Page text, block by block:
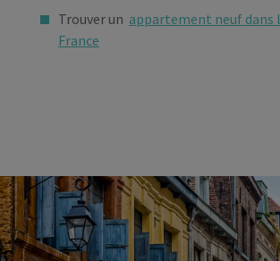
Trouver un appartement neuf dans
France